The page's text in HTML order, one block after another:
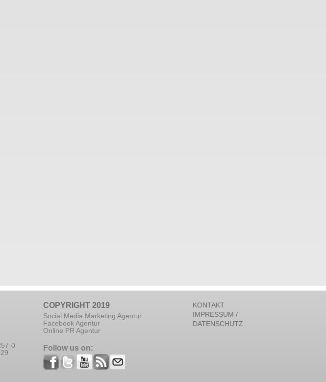
0
COPYRIGHT 2019
Social Media Marketing Agentur
Facebook Agentur
Online PR Agentur
Follow us on:
KONTAKT
IMPRESSUM /
DATENSCHUTZ